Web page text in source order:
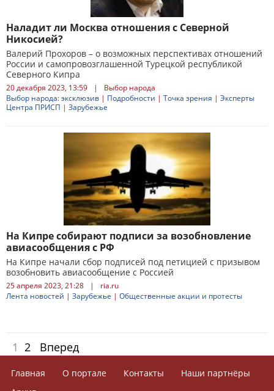
Наладит ли Москва отношения с Северной
Никосией?
Валерий Прохоров – о возможных перспективах отношений
России и самопровозглашенной Турецкой республикой
Северного Кипра
20 декабря 2023, 13:59 |
Выбор народа
Выбор народа: эксклюзив | Подробности | Точка зрения | Эксперты
Центра ПРИСП | Зарубежье
На Кипре собирают подписи за возобновление
авиасообщения с РФ
На Кипре начали сбор подписей под петицией с призывом
возобновить авиасообщение с Россией
25 апреля 2023, 21:28 |
ria.ru
Лента новостей | Зарубежье | Общественные акции и протесты
1 2 Вперед
Главная О портале Контакты
Наши партнёры